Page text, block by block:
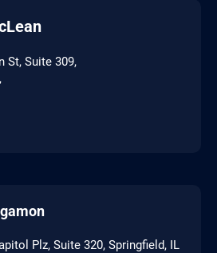
St, Suite 309,
Plz, Suite 320, Springfield, IL